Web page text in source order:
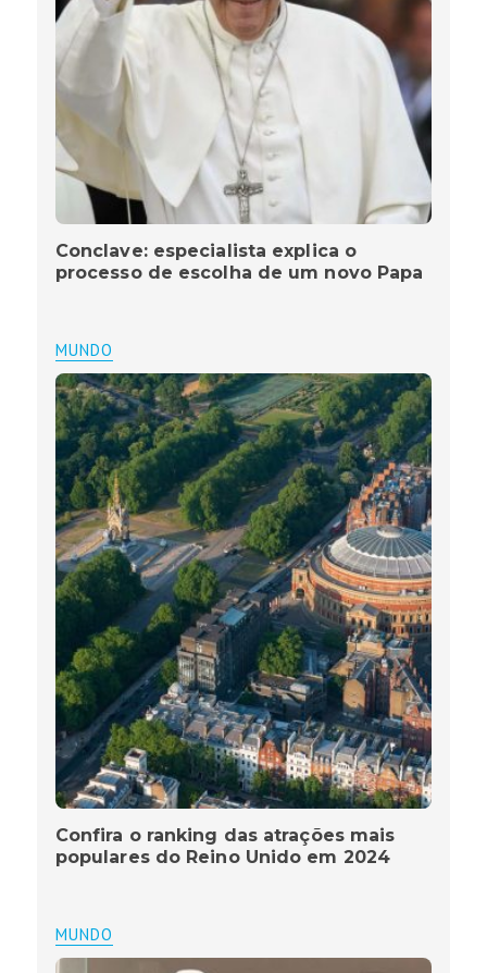
Conclave: especialista explica o
processo de escolha de um novo Papa
MUNDO
Confira o ranking das atrações mais
populares do Reino Unido em 2024
MUNDO